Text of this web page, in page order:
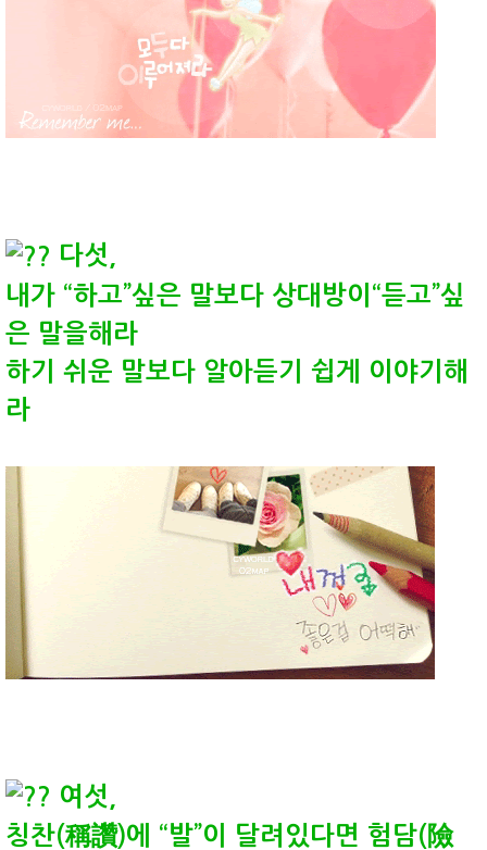
다섯,
내가 “하고”싶은 말보다 상대방이“듣고”싶
은 말을해라
하기 쉬운 말보다 알아듣기 쉽게 이야기해
라
여섯,
칭찬(稱讚)에 “발”이 달려있다면 험담(險